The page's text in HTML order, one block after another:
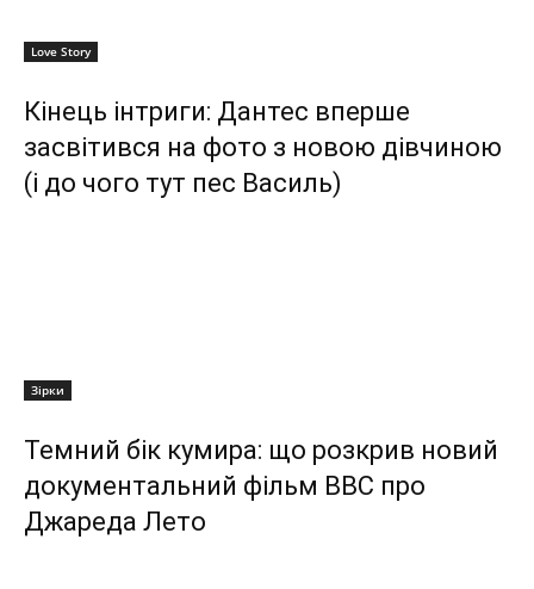
Love Story
Кінець інтриги: Дантес вперше
засвітився на фото з новою дівчиною
(і до чого тут пес Василь)
Зірки
Темний бік кумира: що розкрив новий
документальний фільм ВВС про
Джареда Лето